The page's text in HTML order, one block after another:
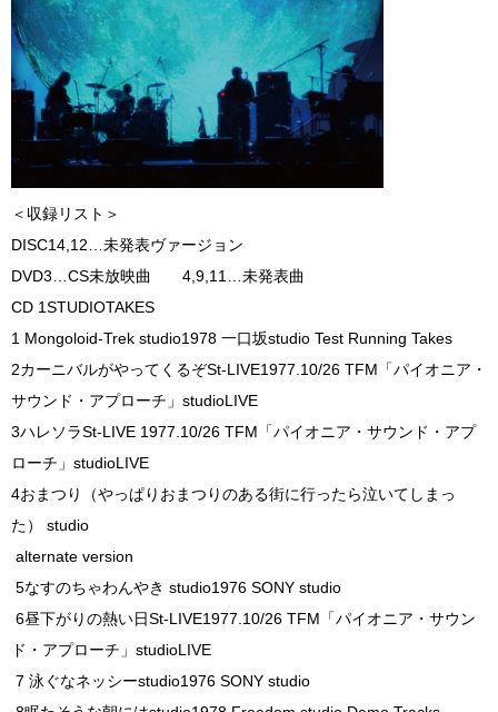
＜収録リスト＞
DISC14,12…未発表ヴァージョン
DVD3…CS未放映曲 4,9,11…未発表曲
CD 1STUDIOTAKES
1 Mongoloid-Trek studio1978 一口坂studio Test Running Takes
2カーニバルがやってくるぞSt-LIVE1977.10/26 TFM「パイオニア・
サウンド・アプローチ」studioLIVE
3ハレソラSt-LIVE 1977.10/26 TFM「パイオニア・サウンド・アプ
ローチ」studioLIVE
4おまつり（やっぱりおまつりのある街に行ったら泣いてしまっ
た） studio
alternate version
5なすのちゃわんやき studio1976 SONY studio
6昼下がりの熱い日St-LIVE1977.10/26 TFM「パイオニア・サウン
ド・アプローチ」studioLIVE
7 泳ぐなネッシーstudio1976 SONY studio